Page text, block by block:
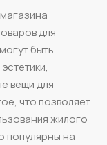
для
быть
вещи для
что позволяет
жилого
популярны на